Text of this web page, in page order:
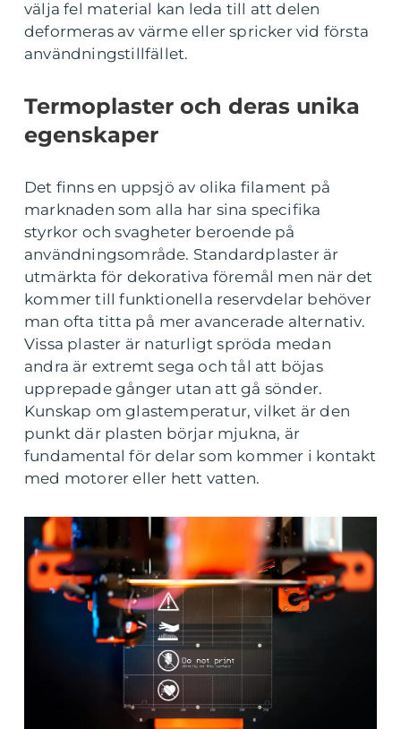
välja fel material kan leda till att delen
deformeras av värme eller spricker vid första
användningstillfället.
Termoplaster och deras unika
egenskaper
Det finns en uppsjö av olika filament på
marknaden som alla har sina specifika
styrkor och svagheter beroende på
användningsområde. Standardplaster är
utmärkta för dekorativa föremål men när det
kommer till funktionella reservdelar behöver
man ofta titta på mer avancerade alternativ.
Vissa plaster är naturligt spröda medan
andra är extremt sega och tål att böjas
upprepade gånger utan att gå sönder.
Kunskap om glastemperatur, vilket är den
punkt där plasten börjar mjukna, är
fundamental för delar som kommer i kontakt
med motorer eller hett vatten.